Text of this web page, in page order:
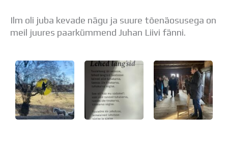
Vilistlastele
Toitlustamine
Kontaktid
Tööpakkumised
Ilm oli juba kevade nägu ja suure tõenäosusega on
meil juures paarkümmend Juhan Liivi fänni.